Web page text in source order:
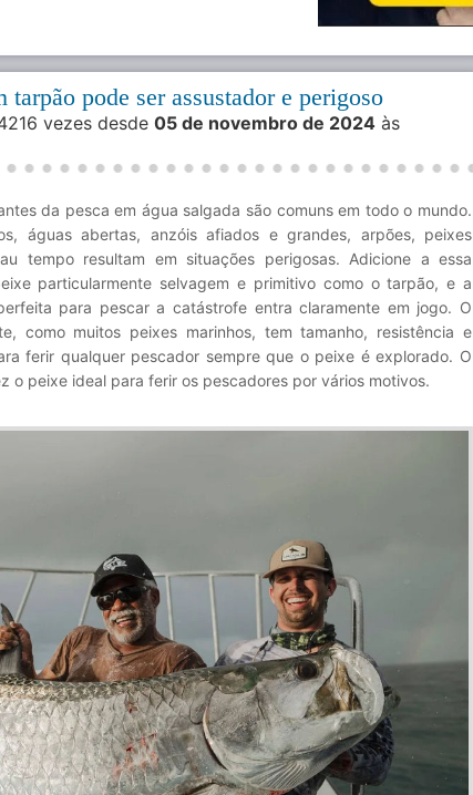
pode ser assustador e perigoso
vezes desde 05 de novembro de 2024 às
da pesca em água salgada são comuns em todo o mundo.
águas abertas, anzóis afiados e grandes, arpões, peixes
tempo resultam em situações perigosas. Adicione a essa
particularmente selvagem e primitivo como o tarpão, e a
para pescar a catástrofe entra claramente em jogo. O
como muitos peixes marinhos, tem tamanho, resistência e
ferir qualquer pescador sempre que o peixe é explorado. O
o peixe ideal para ferir os pescadores por vários motivos.